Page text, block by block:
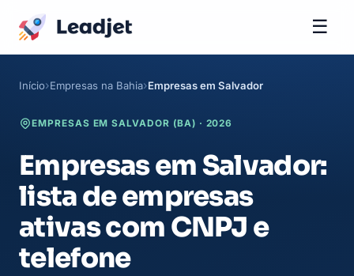
☰
Início Empresas na Bahia Empresas em Salvador
EMPRESAS EM SALVADOR (BA) · 2026
Empresas em Salvador:
lista de empresas
ativas com CNPJ e
telefone